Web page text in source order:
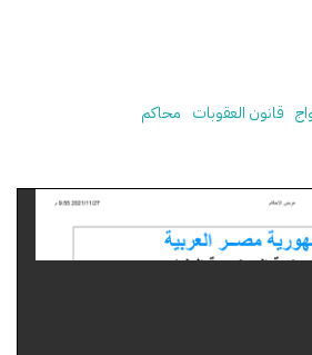
قانون العقوبات محاكم